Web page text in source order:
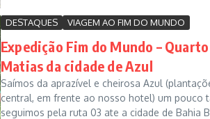
DESTAQUES VIAGEM AO FIM DO MUNDO
Expedição Fim do Mundo –
Matias da cidade de Azul
Saímos da aprazível e cheirosa Azul
central, em frente ao nosso hotel) um pouco
seguimos pela ruta 03 ate a cidade de Bahia